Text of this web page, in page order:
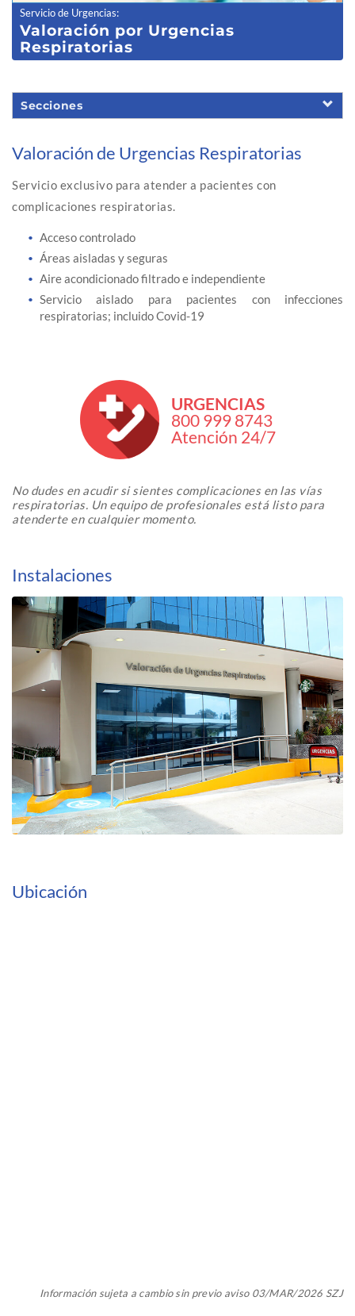
Servicio de Urgencias:
Valoración por Urgencias
Respiratorias
Secciones
Valoración de Urgencias Respiratorias
Servicio exclusivo para atender a pacientes con
complicaciones respiratorias.
Acceso controlado
Áreas aisladas y seguras
Aire acondicionado filtrado e independiente
Servicio aislado para pacientes con infecciones
respiratorias; incluido Covid-19
URGENCIAS
800 999 8743
Atención 24/7
No dudes en acudir si sientes complicaciones en las vías
respiratorias. Un equipo de profesionales está listo para
atenderte en cualquier momento.
Instalaciones
Ubicación
Información sujeta a cambio sin previo aviso 03/MAR/2026 SZJ